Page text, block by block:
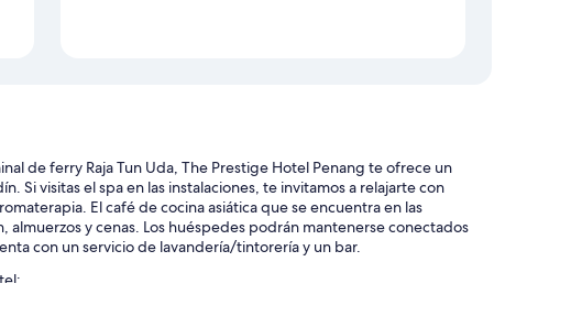
de ferry Raja Tun Uda, The Prestige Hotel Penang te ofrece un
Si visitas el spa en las instalaciones, te invitamos a relajarte con
El café de cocina asiática que se encuentra en las
almuerzos y cenas. Los huéspedes podrán mantenerse conectados
con un servicio de lavandería/tintorería y un bar.